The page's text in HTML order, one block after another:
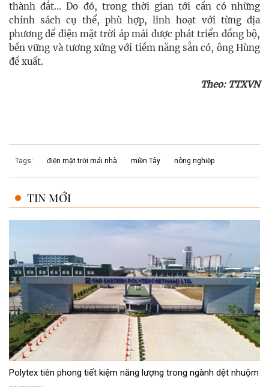
thành đắt... Do đó, trong thời gian tới cần có những
chính sách cụ thể, phù hợp, linh hoạt với từng địa
phương để điện mặt trời áp mái được phát triển đồng bộ,
bền vững và tương xứng với tiềm năng sẵn có, ông Hùng
đề xuất.
Theo: TTXVN
Tags: điện mặt trời mái nhà miền Tây nông nghiệp
TIN MỚI
Polytex tiên phong tiết kiệm năng lượng trong ngành dệt nhuộm